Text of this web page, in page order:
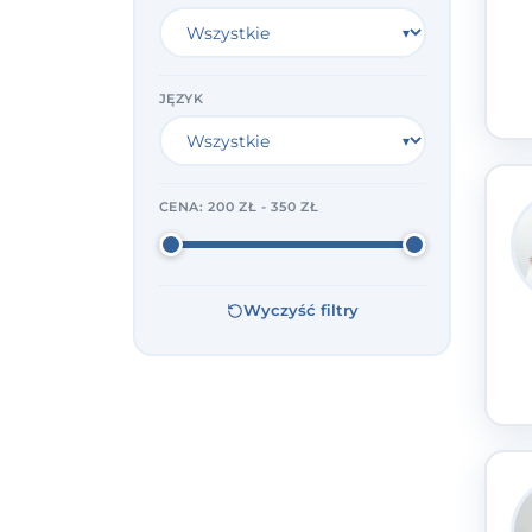
JĘZYK
CENA:200 ZŁ - 350 ZŁ
Wyczyść filtry